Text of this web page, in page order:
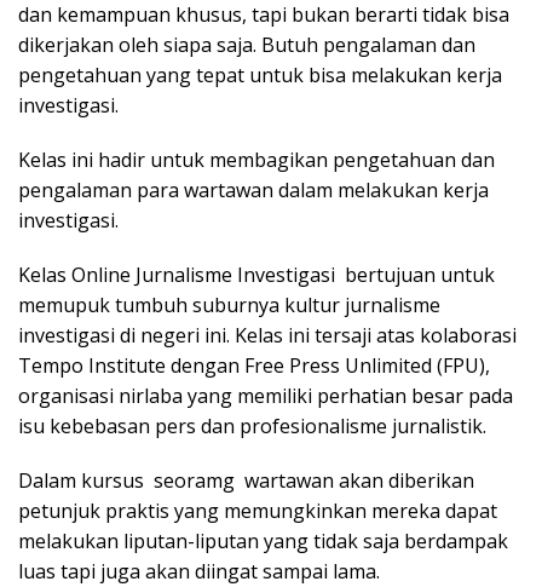
dan kemampuan khusus, tapi bukan berarti tidak bisa
dikerjakan oleh siapa saja. Butuh pengalaman dan
pengetahuan yang tepat untuk bisa melakukan kerja
investigasi.
Kelas ini hadir untuk membagikan pengetahuan dan
pengalaman para wartawan dalam melakukan kerja
investigasi.
Kelas Online Jurnalisme Investigasi bertujuan untuk
memupuk tumbuh suburnya kultur jurnalisme
investigasi di negeri ini. Kelas ini tersaji atas kolaborasi
Tempo Institute dengan Free Press Unlimited (FPU),
organisasi nirlaba yang memiliki perhatian besar pada
isu kebebasan pers dan profesionalisme jurnalistik.
Dalam kursus seoramg wartawan akan diberikan
petunjuk praktis yang memungkinkan mereka dapat
melakukan liputan-liputan yang tidak saja berdampak
luas tapi juga akan diingat sampai lama.